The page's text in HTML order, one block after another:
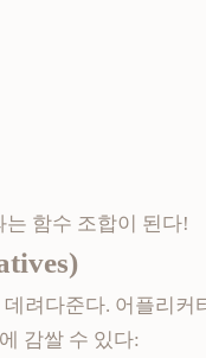
함수 조합이 된다!
려다준다. 어플리커
감쌀 수 있다: